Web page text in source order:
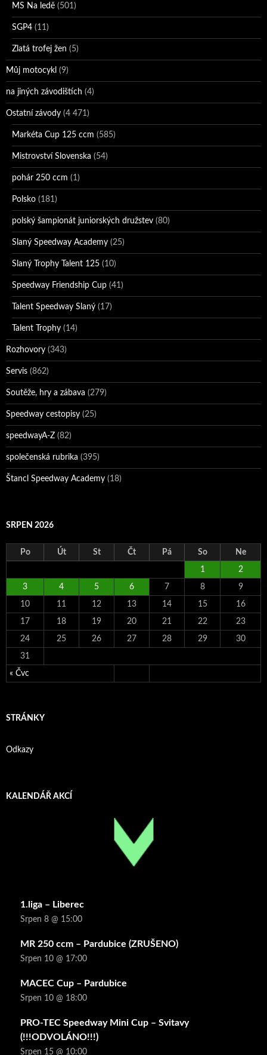
MS Na ledě (501)
SGP4 (11)
Zlatá trofej žen (5)
Můj motocykl (9)
na jiných závodištích (4)
Ostatní závody (4 471)
Markéta Cup 125 ccm (585)
Mistrovství Slovenska (54)
pohár 250 ccm (1)
Polsko (181)
polský šampionát juniorských družstev (80)
Slaný Speedway Academy (25)
Slaný Trophy Talent 125 (10)
Speedway Friendship Cup (41)
Talent Speedway Slaný (17)
Talent Trophy (14)
Rozhovory (343)
Servis (862)
Soutěže, hry a zábava (279)
Speedway cestopisy (25)
speedwayA-Z (82)
společenská rubrika (395)
Štancl Speedway Academy (18)
SRPEN 2026
Po Út St Čt Pá So Ne
« Čvc
1 2
3 4 5 6 7 8 9
10 11 12 13 14 15 16
17 18 19 20 21 22 23
24 25 26 27 28 29 30
31
STRÁNKY
Odkazy
KALENDÁŘ AKCÍ
1.liga – Liberec
Srpen 8 @ 15:00
MR 250 ccm – Pardubice (ZRUŠENO)
Srpen 10 @ 17:00
MACEC Cup – Pardubice
Srpen 10 @ 18:00
PRO-TEC Speedway Mini Cup – Svitavy
(!!!ODVOLÁNO!!!)
Srpen 15 @ 10:00